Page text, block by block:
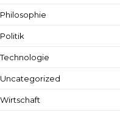
Philosophie
Politik
Technologie
Uncategorized
Wirtschaft